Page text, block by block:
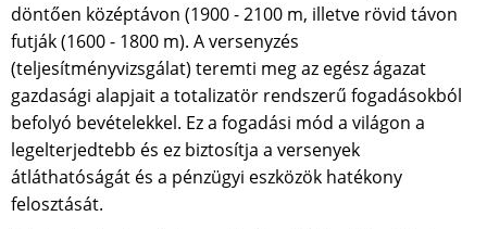
döntően középtávon (1900 - 2100 m, illetve rövid távon
futják (1600 - 1800 m). A versenyzés
(teljesítményvizsgálat) teremti meg az egész ágazat
gazdasági alapjait a totalizatör rendszerű fogadásokból
befolyó bevételekkel. Ez a fogadási mód a világon a
legelterjedtebb és ez biztosítja a versenyek
átláthatóságát és a pénzügyi eszközök hatékony
felosztását.